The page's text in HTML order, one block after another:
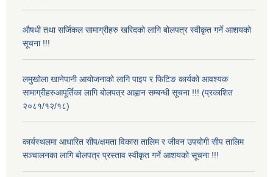
औषधी तथा सर्जिकल सामाग्रीहरु खरिदको लागि बोलपत्र स्वीकृत गर्ने आशयको
सूचना !!!
लमुखोला खानेपानी आयोजनाको लागि पाइप र फिटिङ कार्यको आवश्यक
सामाग्रीहरुआपूर्तिका लागि बोलपत्र आह्वान सम्बन्धी सूचना !!! (प्रकाशित
२०८१/१२/१८)
कार्यस्थलमा आधारित सीप/क्षमता विकास तालिम र जीवन उपयोगी सीप तालिम
सञ्चालनका लागि बोलपत्र प्रस्ताव स्वीकृत गर्ने आशयको सूचना !!!